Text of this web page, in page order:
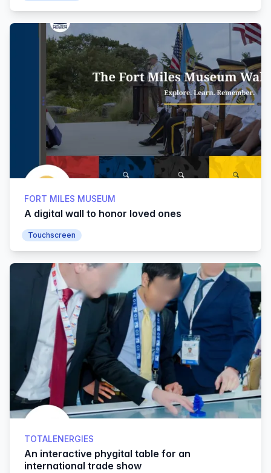
FORT MILES MUSEUM
A digital wall to honor loved ones
Touchscreen
TOTALENERGIES
An interactive phygital table for an
international trade show